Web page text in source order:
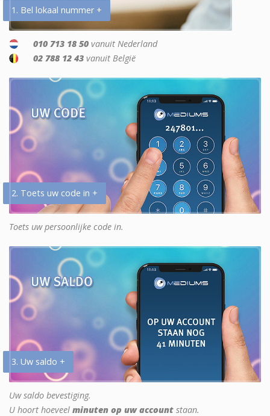
1. Bel lokaal nummer +
010 713 18 50 vanuit Nederland
02 788 12 43 vanuit België
2. Toets uw code in +
Toets uw persoonlijke code in.
3. Uw saldo +
Uw saldo bevestiging.
U hoort hoeveel minuten op uw account staan.